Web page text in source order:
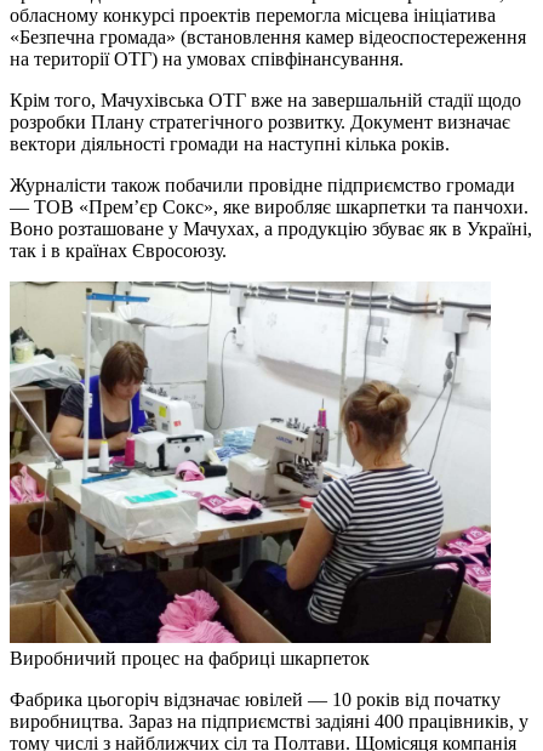
обласному конкурсі проектів перемогла місцева ініціатива
«Безпечна громада» (встановлення камер відеоспостереження
на території ОТГ) на умовах співфінансування.
Крім того, Мачухівська ОТГ вже на завершальній стадії щодо
розробки Плану стратегічного розвитку. Документ визначає
вектори діяльності громади на наступні кілька років.
Журналісти також побачили провідне підприємство громади
— ТОВ «Прем’єр Сокс», яке виробляє шкарпетки та панчохи.
Воно розташоване у Мачухах, а продукцію збуває як в Україні,
так і в країнах Євросоюзу.
Виробничий процес на фабриці шкарпеток
Фабрика цьогоріч відзначає ювілей — 10 років від початку
виробництва. Зараз на підприємстві задіяні 400 працівників, у
тому числі з найближчих сіл та Полтави. Щомісяця компанія